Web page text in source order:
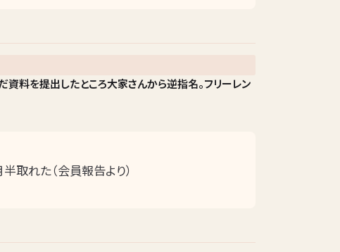
料を提出したところ大家さんから逆指名。フリーレン
取れた（会員報告より）